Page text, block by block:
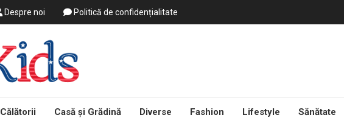
Despre noi Politică de confidențialitate
Călătorii Casă și Grădină Diverse Fashion Lifestyle Sănătate